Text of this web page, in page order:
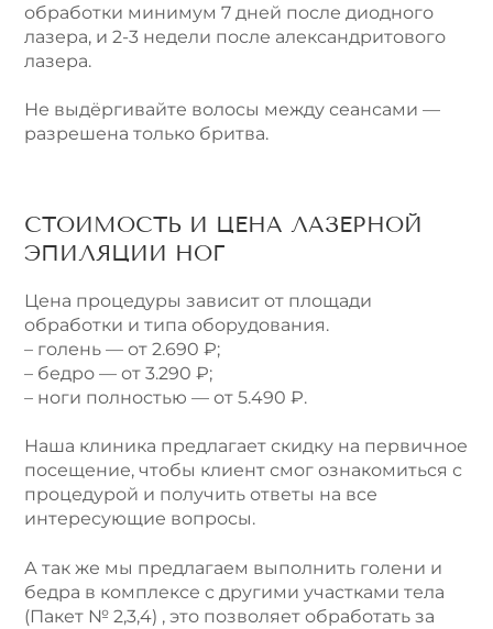
обработки минимум 7 дней после диодного
лазера, и 2-3 недели после александритового
лазера.
Не выдёргивайте волосы между сеансами —
разрешена только бритва.
СТОИМОСТЬ И ЦЕНА ЛАЗЕРНОЙ
ЭПИЛЯЦИИ НОГ
Цена процедуры зависит от площади
обработки и типа оборудования.
– голень — от 2.690 ₽;
– бедро — от 3.290 ₽;
– ноги полностью — от 5.490 ₽.
Наша клиника предлагает скидку на первичное
посещение, чтобы клиент смог ознакомиться с
процедурой и получить ответы на все
интересующие вопросы.
А так же мы предлагаем выполнить голени и
бедра в комплексе с другими участками тела
(Пакет № 2,3,4) , это позволяет обработать за